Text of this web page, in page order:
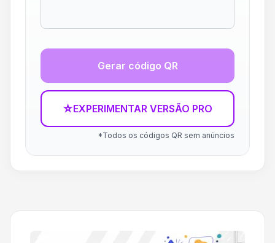
Gerar código QR
☆EXPERIMENTAR VERSÃO PRO
*Todos os códigos QR sem anúncios